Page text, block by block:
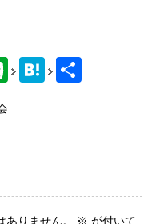
Evernote
Hatena
りません。 ※ が付いて